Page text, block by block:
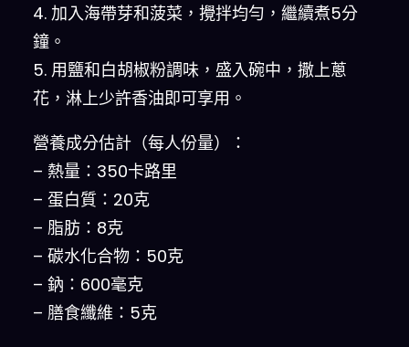
4. 加入海帶芽和菠菜，攪拌均勻，繼續煮5分
鐘。
5. 用鹽和白胡椒粉調味，盛入碗中，撒上蔥
花，淋上少許香油即可享用。
營養成分估計（每人份量）：
– 熱量：350卡路里
– 蛋白質：20克
– 脂肪：8克
– 碳水化合物：50克
– 鈉：600毫克
– 膳食纖維：5克